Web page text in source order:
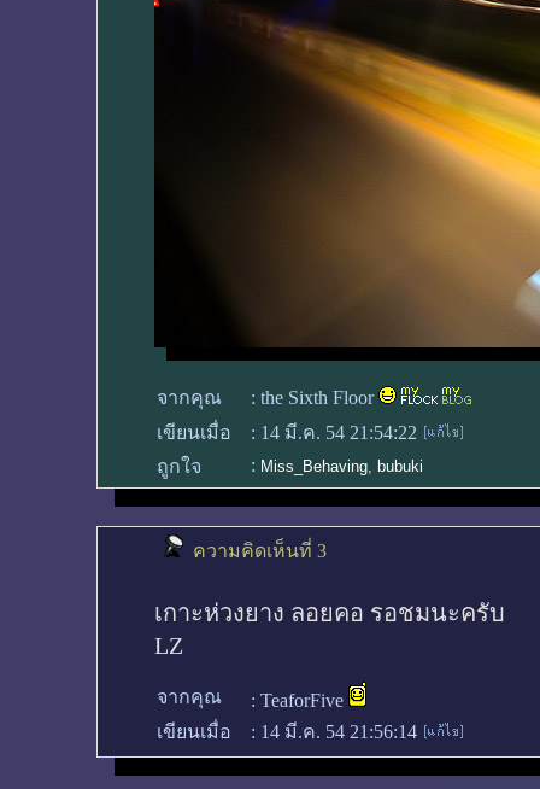
จากคุณ : the Sixth Floor
เขียนเมื่อ
: 14 มี.ค. 54 21:54:22
ถูกใจ
: Miss_Behaving, bubuki
ความคิดเห็นที่ 3
เกาะห่วงยาง ลอยคอ รอชมนะครับ
LZ
จากคุณ : TeaforFive
เขียนเมื่อ
: 14 มี.ค. 54 21:56:14